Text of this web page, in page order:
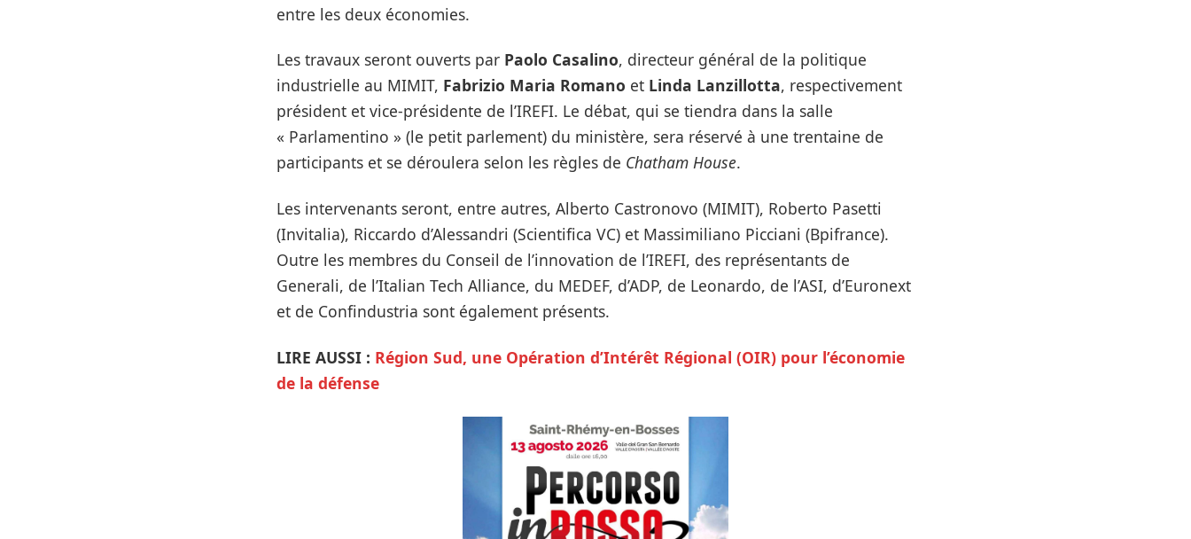
entre les deux économies.
Les travaux seront ouverts par Paolo Casalino, directeur général de la politique
industrielle au MIMIT, Fabrizio Maria Romano et Linda Lanzillotta, respectivement
président et vice-présidente de l’IREFI. Le débat, qui se tiendra dans la salle
« Parlamentino » (le petit parlement) du ministère, sera réservé à une trentaine de
participants et se déroulera selon les règles de Chatham House.
Les intervenants seront, entre autres, Alberto Castronovo (MIMIT), Roberto Pasetti
(Invitalia), Riccardo d’Alessandri (Scientifica VC) et Massimiliano Picciani (Bpifrance).
Outre les membres du Conseil de l’innovation de l’IREFI, des représentants de
Generali, de l’Italian Tech Alliance, du MEDEF, d’ADP, de Leonardo, de l’ASI, d’Euronext
et de Confindustria sont également présents.
LIRE AUSSI : Région Sud, une Opération d’Intérêt Régional (OIR) pour l’économie
de la défense